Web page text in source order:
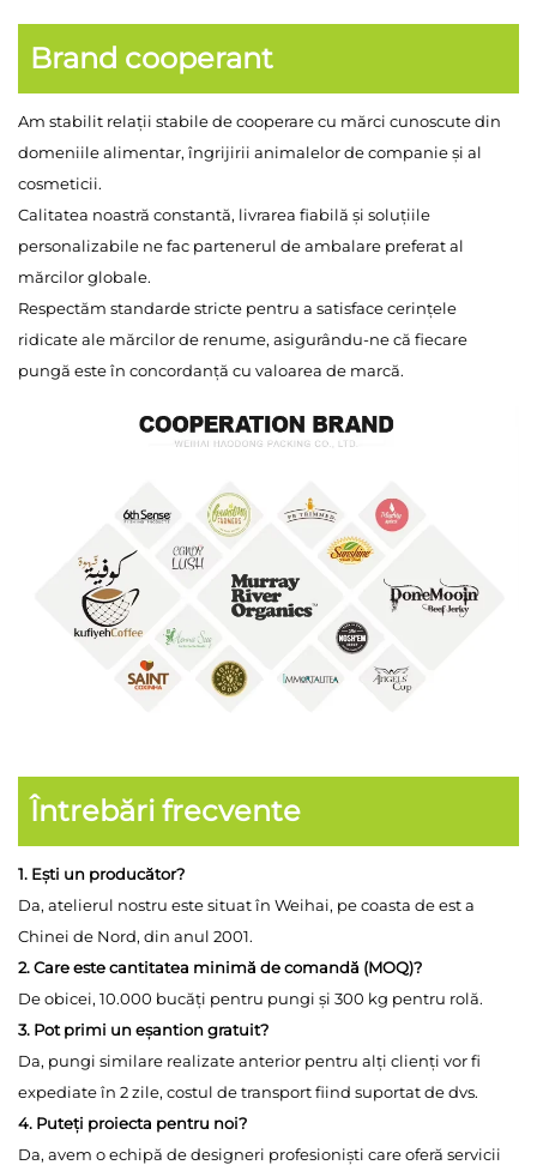
Brand cooperant
Am stabilit relații stabile de cooperare cu mărci cunoscute din
domeniile alimentar, îngrijirii animalelor de companie și al
cosmeticii.
Calitatea noastră constantă, livrarea fiabilă și soluțiile
personalizabile ne fac partenerul de ambalare preferat al
mărcilor globale.
Respectăm standarde stricte pentru a satisface cerințele
ridicate ale mărcilor de renume, asigurându-ne că fiecare
pungă este în concordanță cu valoarea de marcă.
Întrebări frecvente
1. Ești un producător?
Da, atelierul nostru este situat în Weihai, pe coasta de est a
Chinei de Nord, din anul 2001.
2. Care este cantitatea minimă de comandă (MOQ)?
De obicei, 10.000 bucăți pentru pungi și 300 kg pentru rolă.
3. Pot primi un eșantion gratuit?
Da, pungi similare realizate anterior pentru alți clienți vor fi
expediate în 2 zile, costul de transport fiind suportat de dvs.
4. Puteți proiecta pentru noi?
Da, avem o echipă de designeri profesioniști care oferă servicii